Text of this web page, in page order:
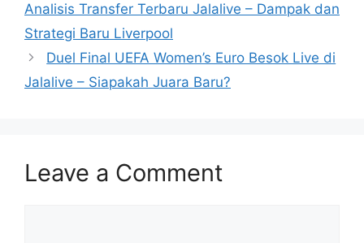
Analisis Transfer Terbaru Jalalive – Dampak dan
Strategi Baru Liverpool
Duel Final UEFA Women’s Euro Besok Live di
Jalalive – Siapakah Juara Baru?
Leave a Comment